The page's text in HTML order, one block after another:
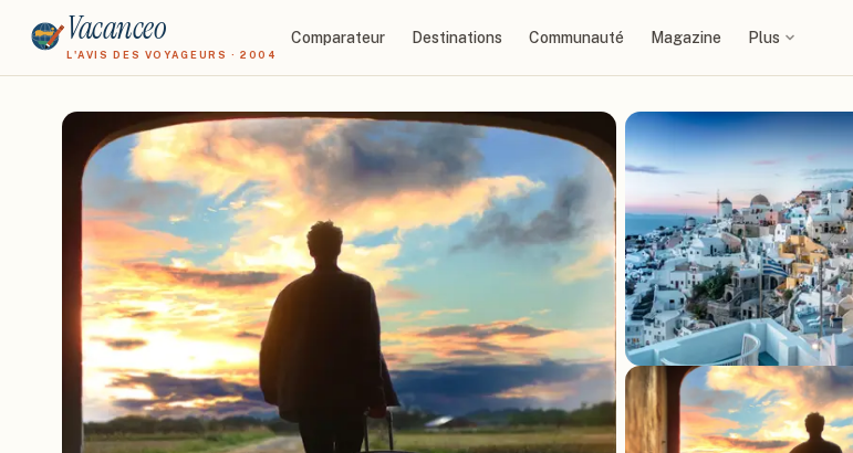
Vacanceo
L'AVIS DES VOYAGEURS · 2004
Comparateur Destinations Communauté Magazine Plus